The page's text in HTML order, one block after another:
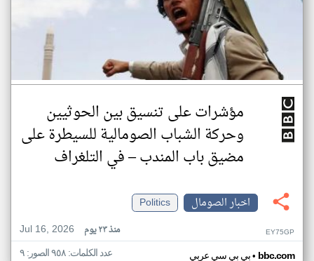
مؤشرات على تنسيق بين الحوثيين
وحركة الشباب الصومالية للسيطرة على
مضيق باب المندب – في التلغراف
اخبار الصومال
Politics
Jul 16, 2026
منذ ٢٣ يوم EY75GP
بي بي سي عربي• bbc.com عدد الكلمات: ٩٥٨ الصور: ٩